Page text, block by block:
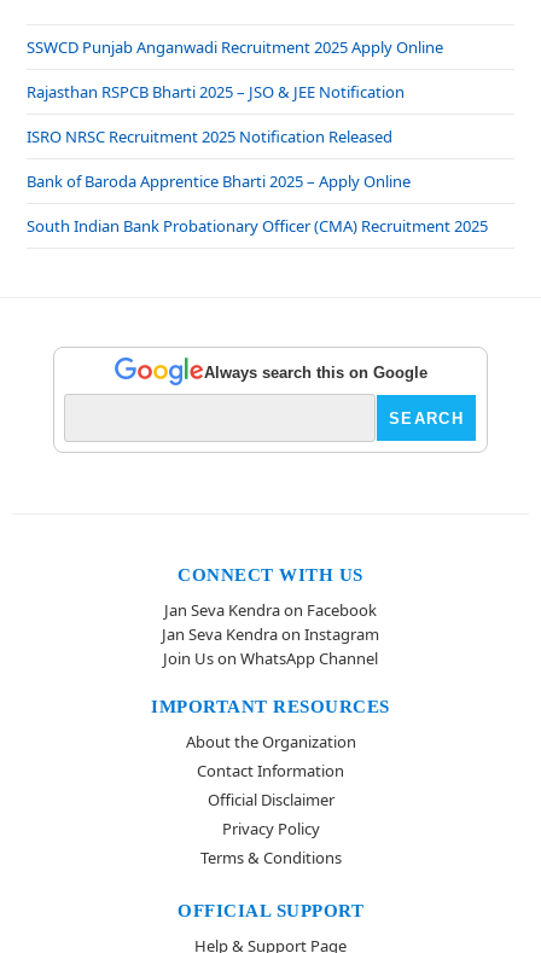
SSWCD Punjab Anganwadi Recruitment 2025 Apply Online
Rajasthan RSPCB Bharti 2025 – JSO & JEE Notification
ISRO NRSC Recruitment 2025 Notification Released
Bank of Baroda Apprentice Bharti 2025 – Apply Online
South Indian Bank Probationary Officer (CMA) Recruitment 2025
Always search this on Google
CONNECT WITH US
Jan Seva Kendra on Facebook
Jan Seva Kendra on Instagram
Join Us on WhatsApp Channel
IMPORTANT RESOURCES
About the Organization
Contact Information
Official Disclaimer
Privacy Policy
Terms & Conditions
OFFICIAL SUPPORT
Help & Support Page